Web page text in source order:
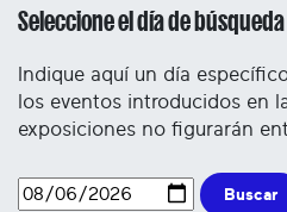
Seleccione el día de búsqueda
Indique aquí un día
los eventos introducidos en
exposiciones no figurarán
Buscar